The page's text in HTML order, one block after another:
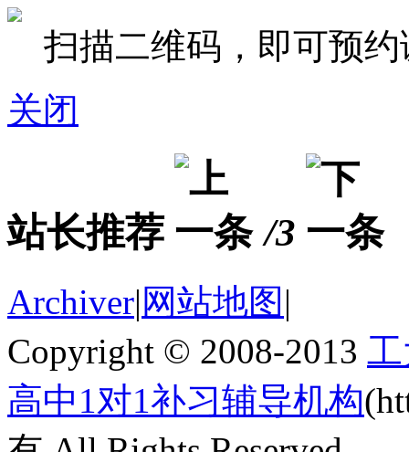
扫描二维码，即可预
关闭
站长推荐 /3
Archiver| 网站地图 |
Copyright © 2008-2013
高中1对1补习辅导机构